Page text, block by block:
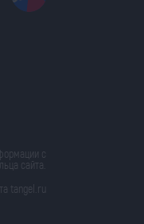
с
сайта.
tangel.ru